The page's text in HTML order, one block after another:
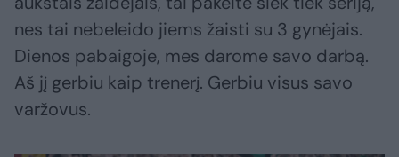
nes tai nebeleido jiems žaisti su 3 gynėjais.
Dienos pabaigoje, mes darome savo darbą.
Aš jį gerbiu kaip trenerį. Gerbiu visus savo
varžovus.